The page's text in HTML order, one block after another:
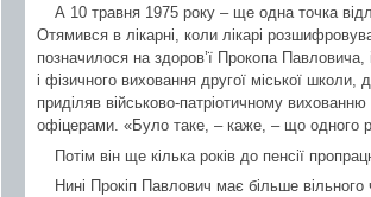
А 10 травня 1975 року – ще одна точка
Отямився в лікарні, коли лікарі
позначилося на здоров’ї Прокопа
і фізичного виховання другої міської
приділяв військово-патріотичному
офіцерами. «Було таке, – каже, – що одного
Потім він ще кілька років до пенсії
Нині Прокіп Павлович має більше